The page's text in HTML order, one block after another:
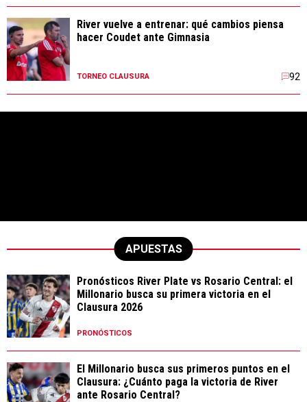
River vuelve a entrenar: qué cambios piensa
hacer Coudet ante Gimnasia
TORNEO CLAUSURA 92
APUESTAS
Pronósticos River Plate vs Rosario Central: el
Millonario busca su primera victoria en el
Clausura 2026
PRONÓSTICOS
El Millonario busca sus primeros puntos en el
Clausura: ¿Cuánto paga la victoria de River
ante Rosario Central?